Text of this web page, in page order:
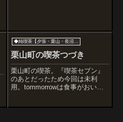
◆純喫茶【夕張・栗山・長沼方面】
栗山町の喫茶つづき
栗山町の喫茶。『喫茶セブン』
のあとだったため今回は未利
用。tommorrowは食事がおいし